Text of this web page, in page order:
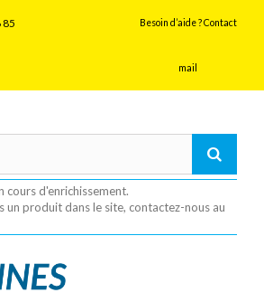
Besoin d’aide ? Contact
mail
85
cours d'enrichissement.
un produit dans le site, contactez-nous au